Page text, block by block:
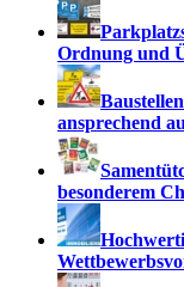
Ordnung und
ansprechend
besonderem